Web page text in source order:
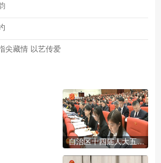
尖藏情 以艺传爱
自治区十四届人大五次会议开幕